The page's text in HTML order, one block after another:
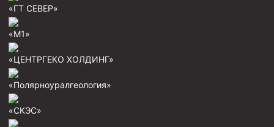
Быстроразъёмные соединения (БРС)
Рукава буровые
Стропы
Стропы канатные ВК
Стропы канатные
«ГТ СЕВЕР»
«М1»
«ЦЕНТРГЕКО ХОЛДИНГ»
«Полярноуралгеология»
«СКЭС»